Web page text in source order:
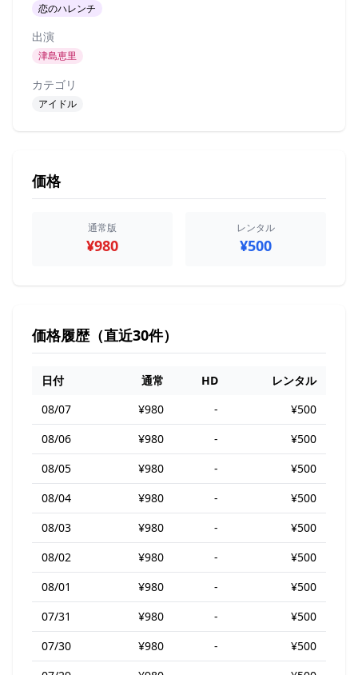
恋のハレンチ
出演
津島恵里
カテゴリ
アイドル
価格
通常版
¥980
レンタル
¥500
価格履歴（直近30件）
日付 通常 HD
レンタル
08/07
¥980 -
¥500
08/06
¥980 -
¥500
08/05
¥980 -
¥500
08/04
¥980 -
¥500
08/03
¥980 -
¥500
08/02
¥980 -
¥500
08/01
¥980 -
¥500
07/31
¥980 -
¥500
07/30
¥980 -
¥500